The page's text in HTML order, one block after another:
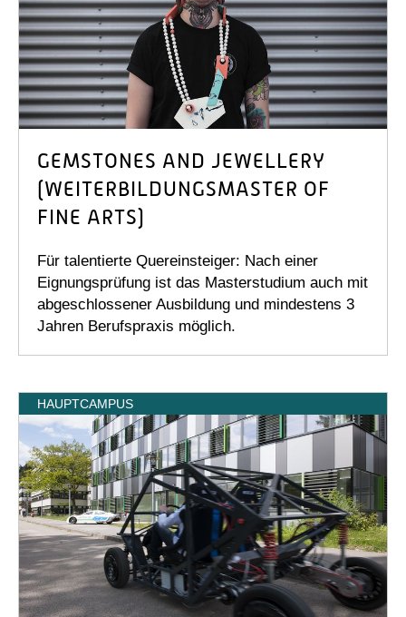
GEMSTONES AND JEWELLERY
(WEITER­BILDUNGS­MASTER OF
FINE ARTS)
Für talentierte Quereinsteiger: Nach einer
Eignungsprüfung ist das Masterstudium auch mit
abgeschlossener Ausbildung und mindestens 3
Jahren Berufspraxis möglich.
HAUPTCAMPUS